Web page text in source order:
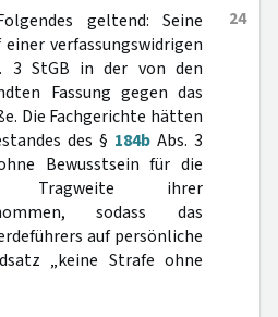
24
geltend: Seine
verfassungswidrigen
3 StGB in der von den
Fassung gegen das
Die Fachgerichte hätten
des § 184b Abs. 3
Bewusstsein für die
Tragweite ihrer
sodass das
auf persönliche
„keine Strafe ohne